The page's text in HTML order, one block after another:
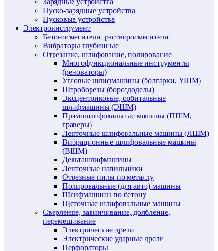
Зарядные устройства
Пуско-зарядные устройства
Пусковые устройства
Электроинструмент
Бетоносмесители, растворосмесители
Вибраторы глубинные
Отрезание, шлифование, полирование
Многофункциональные инструменты
(реноваторы)
Угловые шлифмашины (болгарки, УШМ)
Штроборезы (бороздоделы)
Эксцентриковые, орбитальные
шлифмашины (ЭШМ)
Прямошлифовальные машины (ПШМ,
граверы)
Ленточные шлифовальные машины (ЛШМ)
Вибрационные шлифовальные машины
(ВШМ)
Дельташлифмашины
Ленточные напильники
Отрезные пилы по металлу
Полировальные (для авто) машины
Шлифмашины по бетону
Щеточные шлифовальные машины
Сверление, завинчивание, долбление,
перемешивание
Электрические дрели
Электрические ударные дрели
Перфораторы